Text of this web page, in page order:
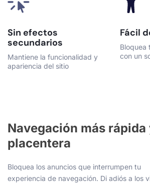
Sin efectos
secundarios
Mantiene la funcionalidad y
apariencia del sitio
Fácil
Bloquea
con un
Navegación más rápida
placentera
Bloquea los anuncios que interrumpen tu
experiencia de navegación. Di adiós a los